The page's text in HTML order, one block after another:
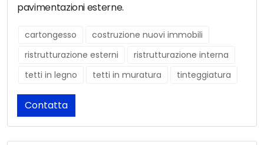
pavimentazioni esterne.
cartongesso
costruzione nuovi immobili
ristrutturazione esterni
ristrutturazione interna
tetti in legno
tetti in muratura tinteggiatura
Contatta